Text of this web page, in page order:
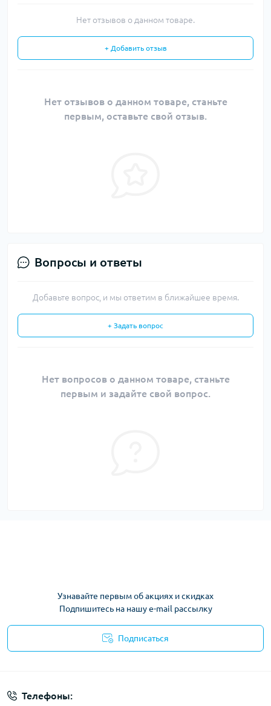
Нет отзывов о данном товаре.
+ Добавить отзыв
Нет отзывов о данном товаре, станьте
первым, оставьте свой отзыв.
Вопросы и ответы
Добавьте вопрос, и мы ответим в ближайшее время.
+ Задать вопрос
Нет вопросов о данном товаре, станьте
первым и задайте свой вопрос.
Узнавайте первым об акциях и скидках
Подпишитесь на нашу e-mail рассылку
Подписаться
Телефоны: